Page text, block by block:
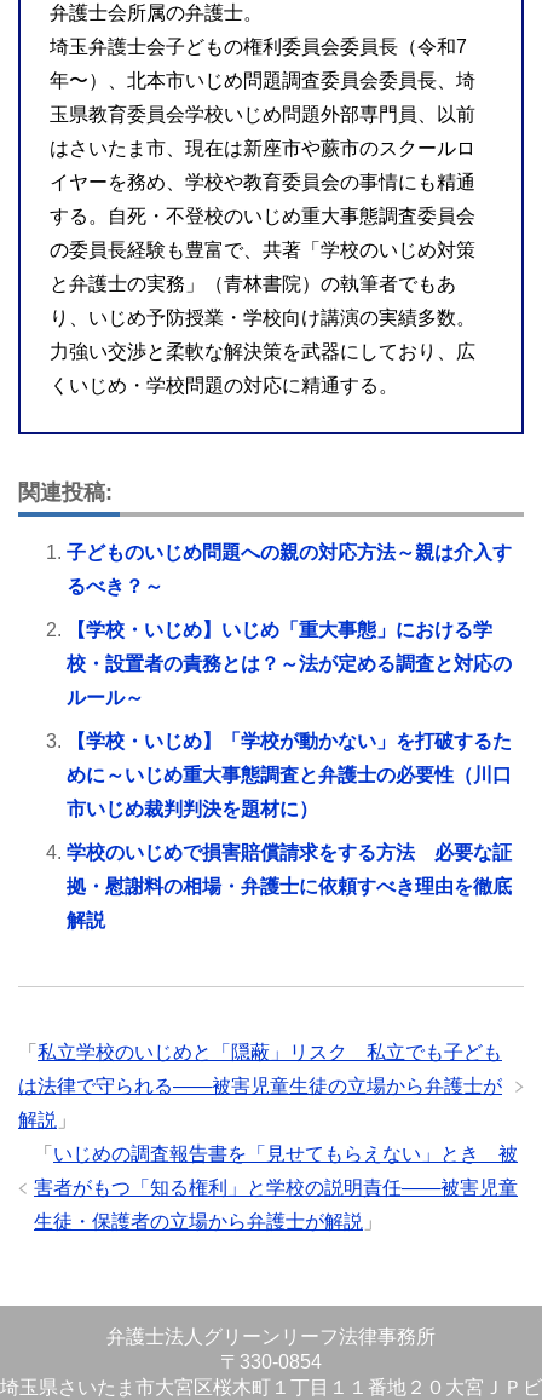
弁護士会所属の弁護士。
埼玉弁護士会子どもの権利委員会委員長（令和7
年〜）、北本市いじめ問題調査委員会委員長、埼
玉県教育委員会学校いじめ問題外部専門員、以前
はさいたま市、現在は新座市や蕨市のスクールロ
イヤーを務め、学校や教育委員会の事情にも精通
する。自死・不登校のいじめ重大事態調査委員会
の委員長経験も豊富で、共著「学校のいじめ対策
と弁護士の実務」（青林書院）の執筆者でもあ
り、いじめ予防授業・学校向け講演の実績多数。
力強い交渉と柔軟な解決策を武器にしており、広
くいじめ・学校問題の対応に精通する。
関連投稿:
子どものいじめ問題への親の対応方法～親は介入す
るべき？～
【学校・いじめ】いじめ「重大事態」における学
校・設置者の責務とは？～法が定める調査と対応の
ルール～
【学校・いじめ】「学校が動かない」を打破するた
めに～いじめ重大事態調査と弁護士の必要性（川口
市いじめ裁判判決を題材に）
学校のいじめで損害賠償請求をする方法 必要な証
拠・慰謝料の相場・弁護士に依頼すべき理由を徹底
解説
「 私立学校のいじめと「隠蔽」リスク 私立でも子ども
は法律で守られる――被害児童生徒の立場から弁護士が
解説 」
「 いじめの調査報告書を「見せてもらえない」とき 被
害者がもつ「知る権利」と学校の説明責任――被害児童
生徒・保護者の立場から弁護士が解説 」
弁護士法人グリーンリーフ法律事務所
〒330-0854
埼玉県さいたま市大宮区桜木町１丁目１１番地２０大宮ＪＰビ